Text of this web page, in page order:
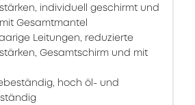
individuell geschirmt und
Gesamtmantel
Leitungen, reduzierte
Gesamtschirm und mit
hoch öl- und